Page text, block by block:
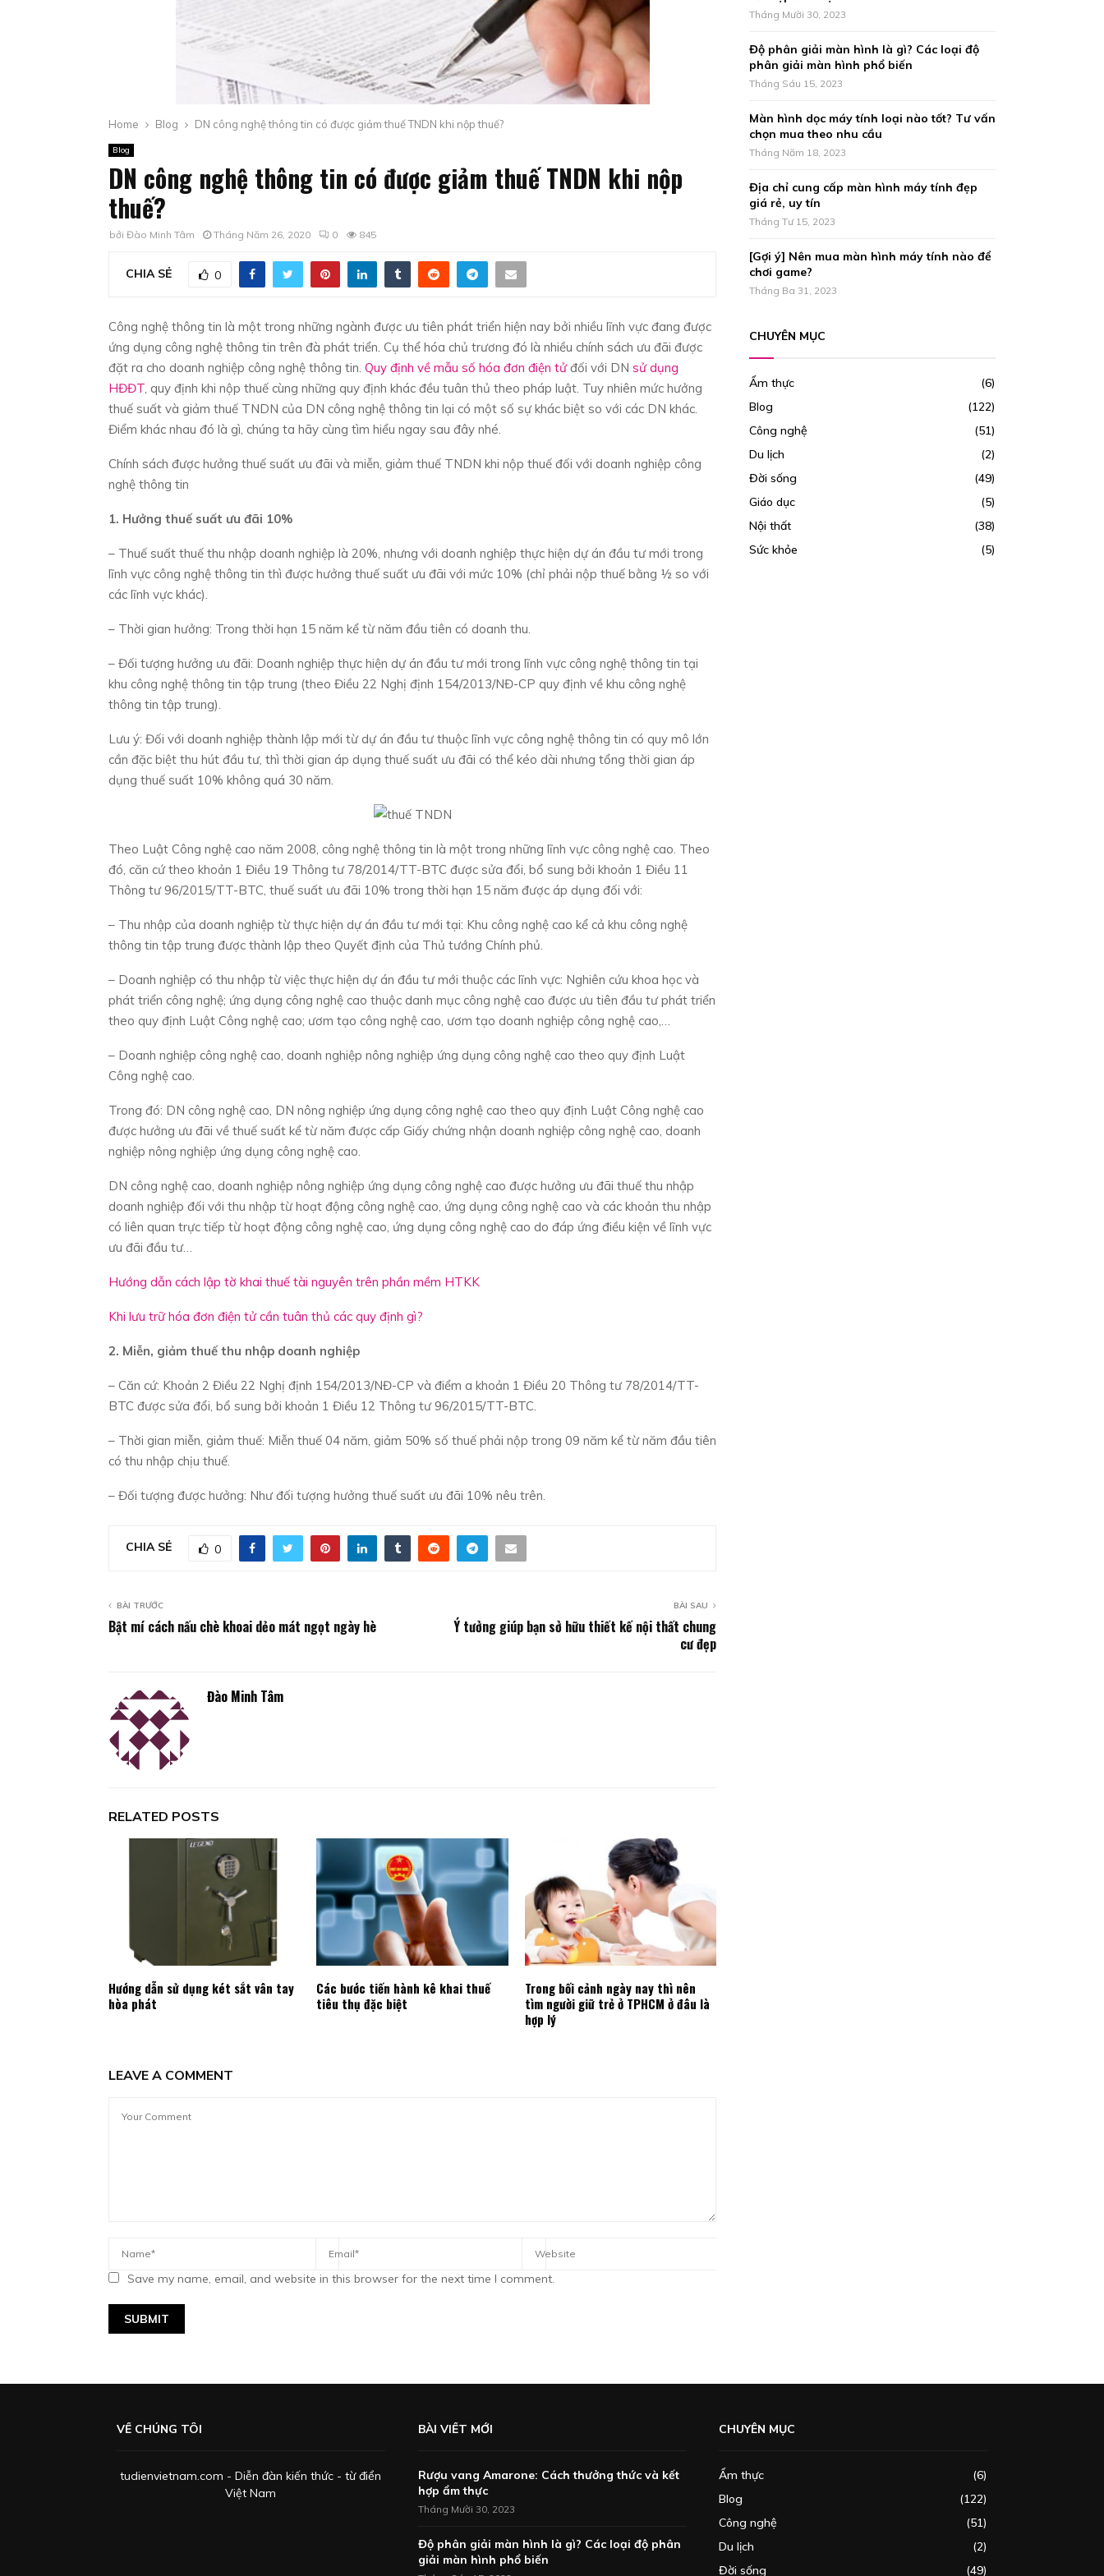
Home Blog DN công nghệ thông tin có được giảm thuế TNDN khi nộp thuế?
Blog
DN công nghệ thông tin có được giảm thuế TNDN khi nộp
thuế?
bởi Đào Minh Tâm Tháng Năm 26, 2020 0 845
CHIA SẺ 0
Công nghệ thông tin là một trong những ngành được ưu tiên phát triển hiện nay bởi nhiều lĩnh vực đang được
ứng dụng công nghệ thông tin trên đà phát triển. Cụ thể hóa chủ trương đó là nhiều chính sách ưu đãi được
đặt ra cho doanh nghiệp công nghệ thông tin. Quy định về mẫu số hóa đơn điện tửđối với DN sử dụng
HĐĐT , quy định khi nộp thuế cùng những quy định khác đều tuân thủ theo pháp luật. Tuy nhiên mức hưởng
thuế suất và giảm thuế TNDN của DN công nghệ thông tin lại có một số sự khác biệt so với các DN khác.
Điểm khác nhau đó là gì, chúng ta hãy cùng tìm hiểu ngay sau đây nhé.
Chính sách được hưởng thuế suất ưu đãi và miễn, giảm thuế TNDN khi nộp thuế đối với doanh nghiệp công
nghệ thông tin
1. Hưởng thuế suất ưu đãi 10%
– Thuế suất thuế thu nhập doanh nghiệp là 20%, nhưng với doanh nghiệp thực hiện dự án đầu tư mới trong
lĩnh vực công nghệ thông tin thì được hưởng thuế suất ưu đãi với mức 10% (chỉ phải nộp thuế bằng ½ so với
các lĩnh vực khác).
– Thời gian hưởng: Trong thời hạn 15 năm kể từ năm đầu tiên có doanh thu.
– Đối tượng hưởng ưu đãi: Doanh nghiệp thực hiện dự án đầu tư mới trong lĩnh vực công nghệ thông tin tại
khu công nghệ thông tin tập trung (theo Điều 22 Nghị định 154/2013/NĐ-CP quy định về khu công nghệ
thông tin tập trung).
Lưu ý: Đối với doanh nghiệp thành lập mới từ dự án đầu tư thuộc lĩnh vực công nghệ thông tin có quy mô lớn
cần đặc biệt thu hút đầu tư, thì thời gian áp dụng thuế suất ưu đãi có thể kéo dài nhưng tổng thời gian áp
dụng thuế suất 10% không quá 30 năm.
Theo Luật Công nghệ cao năm 2008, công nghệ thông tin là một trong những lĩnh vực công nghệ cao. Theo
đó, căn cứ theo khoản 1 Điều 19 Thông tư 78/2014/TT-BTC được sửa đổi, bổ sung bởi khoản 1 Điều 11
Thông tư 96/2015/TT-BTC, thuế suất ưu đãi 10% trong thời hạn 15 năm được áp dụng đối với:
– Thu nhập của doanh nghiệp từ thực hiện dự án đầu tư mới tại: Khu công nghệ cao kể cả khu công nghệ
thông tin tập trung được thành lập theo Quyết định của Thủ tướng Chính phủ.
– Doanh nghiệp có thu nhập từ việc thực hiện dự án đầu tư mới thuộc các lĩnh vực: Nghiên cứu khoa học và
phát triển công nghệ; ứng dụng công nghệ cao thuộc danh mục công nghệ cao được ưu tiên đầu tư phát triển
theo quy định Luật Công nghệ cao; ươm tạo công nghệ cao, ươm tạo doanh nghiệp công nghệ cao,…
– Doanh nghiệp công nghệ cao, doanh nghiệp nông nghiệp ứng dụng công nghệ cao theo quy định Luật
Công nghệ cao.
Trong đó: DN công nghệ cao, DN nông nghiệp ứng dụng công nghệ cao theo quy định Luật Công nghệ cao
được hưởng ưu đãi về thuế suất kể từ năm được cấp Giấy chứng nhận doanh nghiệp công nghệ cao, doanh
nghiệp nông nghiệp ứng dụng công nghệ cao.
DN công nghệ cao, doanh nghiệp nông nghiệp ứng dụng công nghệ cao được hưởng ưu đãi thuế thu nhập
doanh nghiệp đối với thu nhập từ hoạt động công nghệ cao, ứng dụng công nghệ cao và các khoản thu nhập
có liên quan trực tiếp từ hoạt động công nghệ cao, ứng dụng công nghệ cao do đáp ứng điều kiện về lĩnh vực
ưu đãi đầu tư…
Hướng dẫn cách lập tờ khai thuế tài nguyên trên phần mềm HTKK
Khi lưu trữ hóa đơn điện tử cần tuân thủ các quy định gì?
2. Miễn, giảm thuế thu nhập doanh nghiệp
– Căn cứ: Khoản 2 Điều 22 Nghị định 154/2013/NĐ-CP và điểm a khoản 1 Điều 20 Thông tư 78/2014/TT-
BTC được sửa đổi, bổ sung bởi khoản 1 Điều 12 Thông tư 96/2015/TT-BTC.
– Thời gian miễn, giảm thuế: Miễn thuế 04 năm, giảm 50% số thuế phải nộp trong 09 năm kể từ năm đầu tiên
có thu nhập chịu thuế.
– Đối tượng được hưởng: Như đối tượng hưởng thuế suất ưu đãi 10% nêu trên.
CHIA SẺ 0
BÀI TRƯỚC
Bật mí cách nấu chè khoai dẻo mát ngọt ngày hè
BÀI SAU
Ý tưởng giúp bạn sở hữu thiết kế nội thất chung
cư đẹp
Đào Minh Tâm
RELATED POSTS
Hướng dẫn sử dụng két sắt vân tay
hòa phát
Các bước tiến hành kê khai thuế
tiêu thụ đặc biệt
Trong bối cảnh ngày nay thì nên
tìm người giữ trẻ ở TPHCM ở đâu là
hợp lý
LEAVE A COMMENT
Save my name, email, and website in this browser for the next time I comment.
C
Tháng Mười 30, 2023
Độ phân giải màn hình là gì? Các loại độ
phân giải màn hình phổ biến
Tháng Sáu 15, 2023
Màn hình dọc máy tính loại nào tốt? Tư vấn
chọn mua theo nhu cầu
Tháng Năm 18, 2023
Địa chỉ cung cấp màn hình máy tính đẹp
giá rẻ, uy tín
Tháng Tư 15, 2023
[Gợi ý] Nên mua màn hình máy tính nào để
chơi game?
Tháng Ba 31, 2023
CHUYÊN MỤC
Ẩm thực
(6)
Blog
(122)
Công nghệ
(51)
Du lịch
(2)
Đời sống
(49)
Giáo dục
(5)
Nội thất
(38)
Sức khỏe
(5)
VỀ CHÚNG TÔI
tudienvietnam.com - Diễn đàn kiến thức - từ điển
Việt Nam
BÀI VIẾT MỚI
Rượu vang Amarone: Cách thưởng thức và kết
hợp ẩm thực
Tháng Mười 30, 2023
Độ phân giải màn hình là gì? Các loại độ phân
giải màn hình phổ biến
CHUYÊN MỤC
Ẩm thực
(6)
Blog
(122)
Công nghệ
(51)
Du lịch
(2)
Đời sống
(49)